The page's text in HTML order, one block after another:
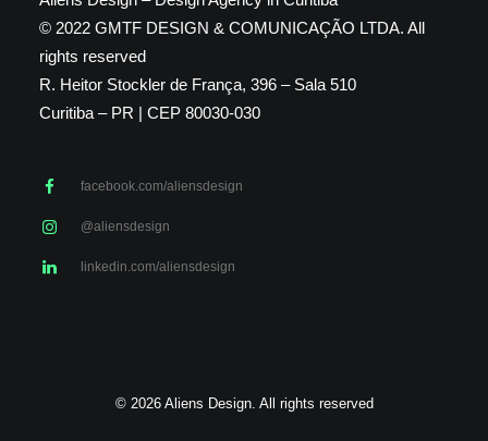
© 2022 GMTF DESIGN & COMUNICAÇÃO LTDA. All
rights reserved
R. Heitor Stockler de França, 396 – Sala 510
Curitiba – PR | CEP 80030-030
facebook.com/aliensdesign
@aliensdesign
linkedin.com/aliensdesign
© 2026 Aliens Design. All rights reserved